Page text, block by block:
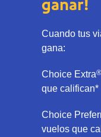
ganar!
Cuando tus
gana:
Choice Extra®
que califican*
Choice
vuelos que